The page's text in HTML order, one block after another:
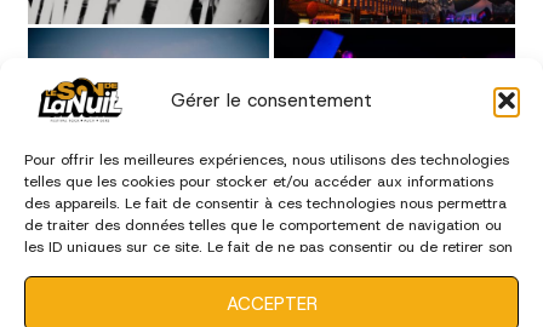
Gérer le consentement
Pour offrir les meilleures expériences, nous utilisons des technologies
telles que les cookies pour stocker et/ou accéder aux informations
des appareils. Le fait de consentir à ces technologies nous permettra
de traiter des données telles que le comportement de navigation ou
les ID uniques sur ce site. Le fait de ne pas consentir ou de retirer son
ACCEPTER